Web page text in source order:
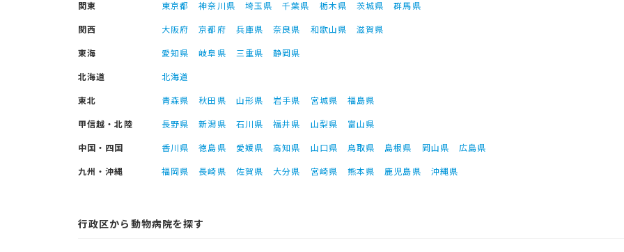
関東 東京都 神奈川県 埼玉県 千葉県 栃木県 茨城県
群馬県
関西
大阪府 京都府 兵庫県 奈良県 和歌山県
滋賀県
東海
愛知県 岐阜県 三重県
静岡県
北海道
北海道
東北
青森県 秋田県 山形県 岩手県 宮城県
福島県
甲信越・北陸
長野県 新潟県 石川県 福井県 山梨県
富山県
中国・四国
香川県 徳島県 愛媛県 高知県 山口県 鳥取県 島根県 岡山県
広島県
九州・沖縄
福岡県 長崎県 佐賀県 大分県 宮崎県 熊本県 鹿児島県 沖縄県
行政区から動物病院を探す